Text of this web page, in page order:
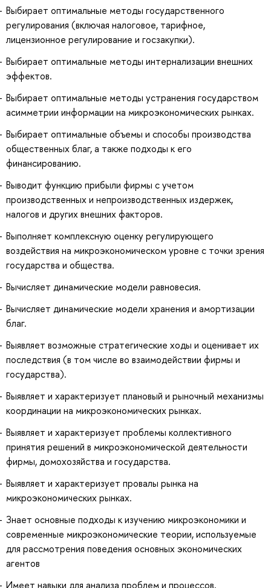
Выбирает оптимальные методы государственного
регулирования (включая налоговое, тарифное,
лицензионное регулирование и госзакупки).
Выбирает оптимальные методы интернализации внешних
эффектов.
Выбирает оптимальные методы устранения государством
асимметрии информации на микроэкономических рынках.
Выбирает оптимальные объемы и способы производства
общественных благ, а также подходы к его
финансированию.
Выводит функцию прибыли фирмы с учетом
производственных и непроизводственных издержек,
налогов и других внешних факторов.
Выполняет комплексную оценку регулирующего
воздействия на микроэкономическом уровне с точки зрения
государства и общества.
Вычисляет динамические модели равновесия.
Вычисляет динамические модели хранения и амортизации
благ.
Выявляет возможные стратегические ходы и оценивает их
последствия (в том числе во взаимодействии фирмы и
государства).
Выявляет и характеризует плановый и рыночный механизмы
координации на микроэкономических рынках.
Выявляет и характеризует проблемы коллективного
принятия решений в микроэкономической деятельности
фирмы, домохозяйства и государства.
Выявляет и характеризует провалы рынка на
микроэкономических рынках.
Знает основные подходы к изучению микроэкономики и
современные микроэкономические теории, используемые
для рассмотрения поведения основных экономических
агентов
Имеет навыки для анализа проблем и процессов,